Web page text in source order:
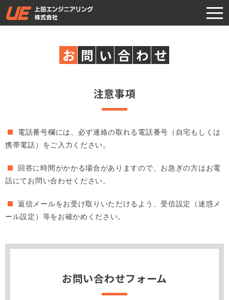
お 問 い 合 わ せ
注意事項
電話番号欄には、必ず連絡の取れる電話番号（自宅もしくは
携帯電話）をご入力ください。
回答に時間がかかる場合がありますので、お急ぎの方はお電
話にてお問い合わせください。
返信メールをお受け取りいただけるよう、受信設定（迷惑メ
ール設定）等をお確かめください。
お問い合わせフォーム